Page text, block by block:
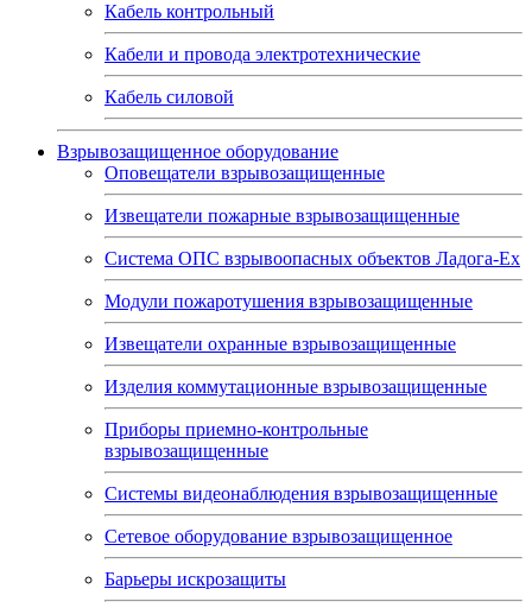
Кабель контрольный
Кабели и провода электротехнические
Кабель силовой
Взрывозащищенное оборудование
Оповещатели взрывозащищенные
Извещатели пожарные взрывозащищенные
Система ОПС взрывоопасных объектов Ладога-Ex
Модули пожаротушения взрывозащищенные
Извещатели охранные взрывозащищенные
Изделия коммутационные взрывозащищенные
Приборы приемно-контрольные
взрывозащищенные
Системы видеонаблюдения взрывозащищенные
Сетевое оборудование взрывозащищенное
Барьеры искрозащиты